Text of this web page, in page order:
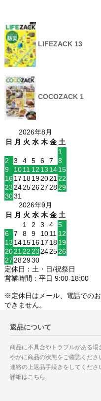
LIFEZACK 13
COCOZACK 1
2026年8月
日
月 火 水 木 金 土
1
2
3 4 5 6 7
8
9
1011 12 13 1415
16 17 18192021 22
23 24252627 2829
3031
2026年9月
日
月 火 水 木 金 土
1
2 3 4
5
6
7 8 9 1011 12
13 14151617 1819
2021 22 23 242526
27 282930
定休日：土・日/祝祭日
営業時間：平日 9:00-18:00
※定休日はメール、電話での
できません。
返品について
商品に不具合やトラブルがある
やかに商品の状態をご確認くだ
連絡の上返品手続きをしてくださ
詳細はこちら